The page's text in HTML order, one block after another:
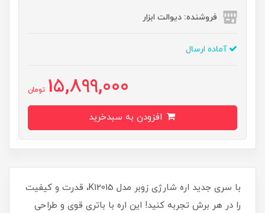
فروشنده: دیوالت ابزار
آماده ارسال
15,899,000 تومان
با سری جدید اره شارژی زوبر مدل K12015، قدرت و کیفیت
را در هر برش تجربه کنید! این اره با باتری قوی و طراحی